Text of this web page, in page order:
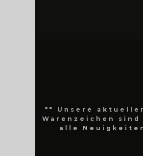
** Unsere
Warenzeichen
alle